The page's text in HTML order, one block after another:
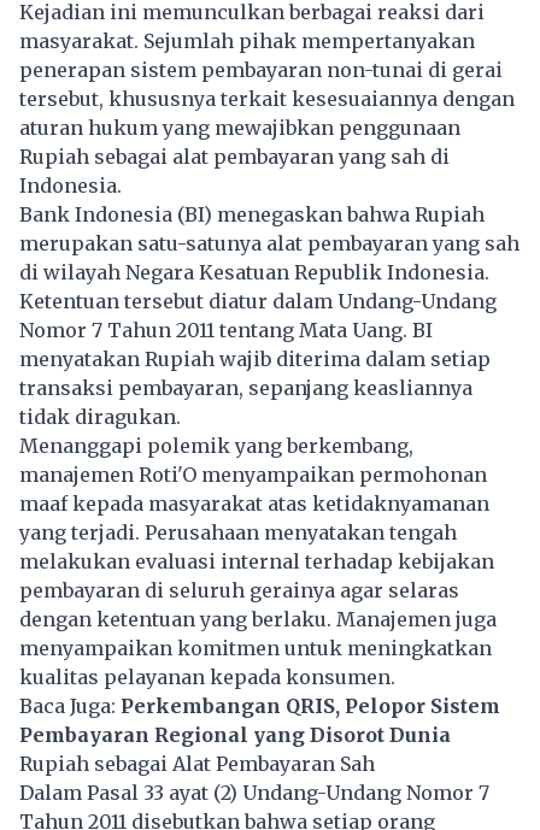
Kejadian ini memunculkan berbagai reaksi dari
masyarakat. Sejumlah pihak mempertanyakan
penerapan sistem pembayaran non-tunai di gerai
tersebut, khususnya terkait kesesuaiannya dengan
aturan hukum yang mewajibkan penggunaan
Rupiah sebagai alat pembayaran yang sah di
Indonesia.
Bank Indonesia (BI) menegaskan bahwa Rupiah
merupakan satu-satunya alat pembayaran yang sah
di wilayah Negara Kesatuan Republik Indonesia.
Ketentuan tersebut diatur dalam Undang-Undang
Nomor 7 Tahun 2011 tentang Mata Uang. BI
menyatakan Rupiah wajib diterima dalam setiap
transaksi pembayaran, sepanjang keasliannya
tidak diragukan.
Menanggapi polemik yang berkembang,
manajemen Roti'O menyampaikan permohonan
maaf kepada masyarakat atas ketidaknyamanan
yang terjadi. Perusahaan menyatakan tengah
melakukan evaluasi internal terhadap kebijakan
pembayaran di seluruh gerainya agar selaras
dengan ketentuan yang berlaku. Manajemen juga
menyampaikan komitmen untuk meningkatkan
kualitas pelayanan kepada konsumen.
Baca Juga: Perkembangan QRIS, Pelopor Sistem
Pembayaran Regional yang Disorot Dunia
Rupiah sebagai Alat Pembayaran Sah
Dalam Pasal 33 ayat (2) Undang-Undang Nomor 7
Tahun 2011 disebutkan bahwa setiap orang